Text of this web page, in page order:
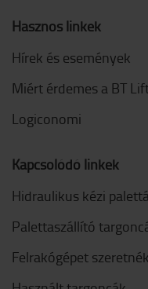
Hasznos linkek
Hírek és események
Miért érdemes a BT
Logiconomi
Kapcsolódó linkek
Hidraulikus kézi
Palettaszállító
Felrakógépet